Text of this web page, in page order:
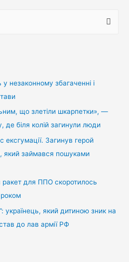
незаконному збагаченні і
що злетіли шкарпетки», —
де біля колій загинули люди
ексгумації. Загинув герой
який займався пошуками
для ППО скоротилось
роком
українець, який дитиною зник на
до лав армії РФ